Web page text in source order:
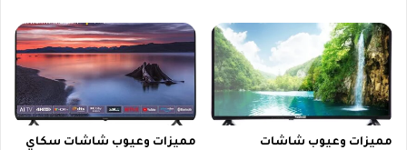
مميزات وعيوب شاشات
مميزات وعيوب شاشات سكاي